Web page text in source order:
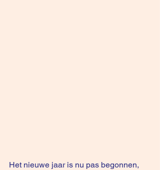
Het nieuwe jaar is nu pas begonnen,